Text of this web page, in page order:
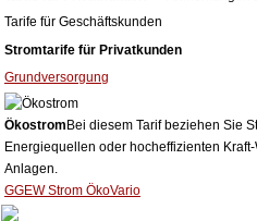
Tarife für Geschäftskunden
Stromtarife für Privatkunden
Grundversorgung
Ökostrom Bei diesem Tarif beziehen Sie
Energiequellen oder hocheffizienten
Anlagen.
GGEW Strom ÖkoVario